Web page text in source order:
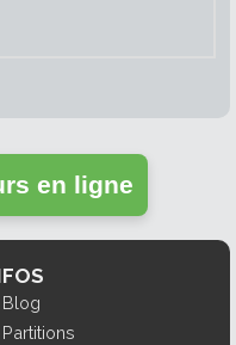
en ligne
Blog
Partitions